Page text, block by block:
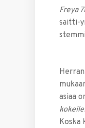
Freya
saitti-
asiaa
Koska